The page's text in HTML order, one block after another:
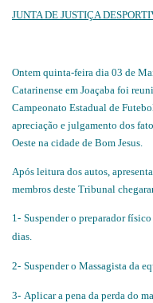
JUNTA DE JUSTIÇA
Ontem quinta-feira dia 03 de
Catarinense em Joaçaba foi
Campeonato Estadual de
apreciação e julgamento dos
Oeste na cidade de Bom Jesus.
Após leitura dos autos,
membros deste Tribunal
1- Suspender o preparador
dias.
2- Suspender o Massagista da
3- Aplicar a pena da perda do